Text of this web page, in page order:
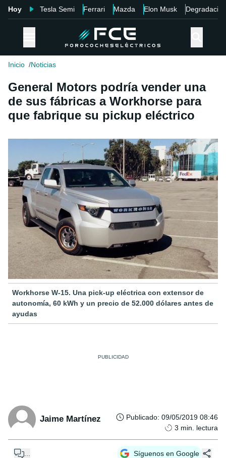
Hoy Tesla Semi Ferrari Mazda Elon Musk Degradación
Inicio Noticias
General Motors podría vender una
de sus fábricas a Workhorse para
que fabrique su pickup eléctrico
Workhorse W-15. Una pick-up eléctrica con extensor de
autonomía, 60 kWh y un precio de 52.000 dólares antes de
ayudas
Jaime Martínez Publicado: 09/05/2019 08:46
3 min. lectura
Síguenos en Google